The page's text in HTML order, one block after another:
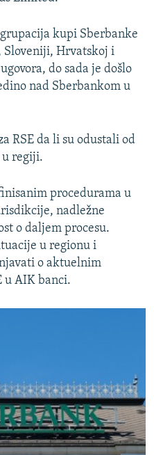
kupi Sberbanke
Sloveniji, Hrvatskoj i
do sada je došlo
nad Sberbankom u
RSE da li su odustali od
u regiji.
procedurama u
nadležne
o daljem procesu.
u regionu i
o aktuelnim
u AIK banci.